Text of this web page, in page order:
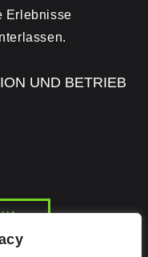
Erlebnisse
UND BETRIEB